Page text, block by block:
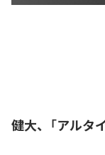
健大、「アルタ